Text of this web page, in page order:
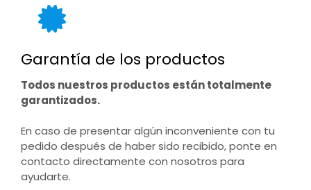
Garantía de los productos
Todos nuestros productos están totalmente
garantizados.
En caso de presentar algún inconveniente con tu
pedido después de haber sido recibido, ponte en
contacto directamente con nosotros para
ayudarte.